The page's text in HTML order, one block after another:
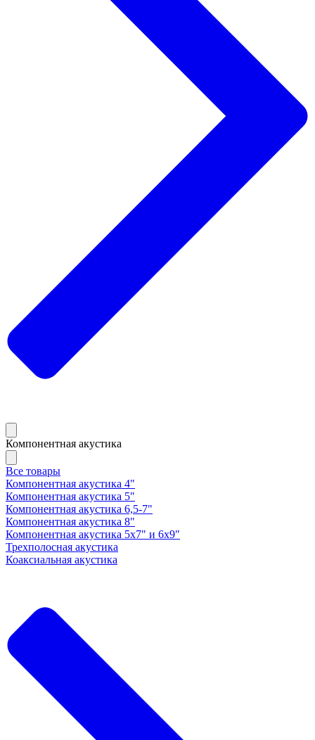
Компонентная акустика
Все товары
Компонентная акустика 4"
Компонентная акустика 5"
Компонентная акустика 6,5-7"
Компонентная акустика 8"
Компонентная акустика 5х7" и 6х9"
Трехполосная акустика
Коаксиальная акустика